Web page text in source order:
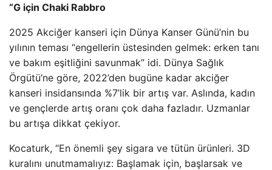
“G için Chaki Rabbro
2025 Akciğer kanseri için Dünya Kanser Günü’nin bu
yılının teması “engellerin üstesinden gelmek: erken tanı
ve bakım eşitliğini savunmak” idi. Dünya Sağlık
Örgütü’ne göre, 2022’den bugüne kadar akciğer
kanseri insidansında %7’lik bir artış var. Aslında, kadın
ve gençlerde artış oranı çok daha fazladır. Uzmanlar
bu artışa dikkat çekiyor.
Kocaturk, “En önemli şey sigara ve tütün ürünleri. 3D
kuralını unutmamalıyız: Başlamak için, başlarsak ve